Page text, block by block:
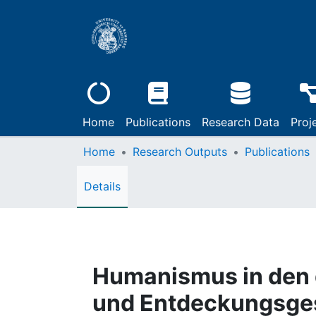
Home Publications Research Data
Home Research Outputs Publications
Details
Humanismus in
und